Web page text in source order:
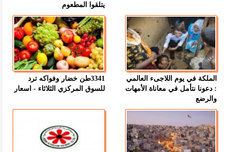
يتلقوا المطعوم
الملكة في يوم اللاجىء العالمي
: دعونا نتأمل في معاناة الأمهات
والرضع
3341طن خضار وفواكه ترد
للسوق المركزي الثلاثاء - اسعار